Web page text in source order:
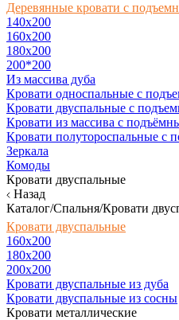
Деревянные кровати с
140x200
160х200
180х200
200*200
Из массива дуба
Кровати односпальные с
Кровати двуспальные с
Кровати из массива с
Кровати полутороспальные с
Зеркала
Комоды
Кровати двуспальные
Назад
Каталог/Спальня/Кровати
Кровати двуспальные
160х200
180x200
200x200
Кровати двуспальные из дуба
Кровати двуспальные из сосны
Кровати металлические